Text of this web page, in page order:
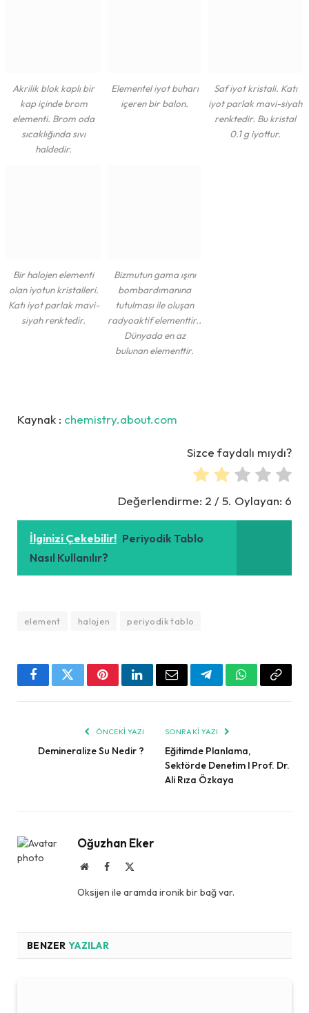
Akrilik blok kaplı bir
kap içinde brom
elementi. Brom oda
sıcaklığında sıvı
haldedir.
Elementel iyot buharı
içeren bir balon.
Saf iyot kristali. Katı
iyot parlak mavi-siyah
renktedir. Bu kristal
0.1 g iyottur.
Bir halojen elementi
olan iyotun kristalleri.
Katı iyot parlak mavi-
siyah renktedir.
Bizmutun gama ışını
bombardımanına
tutulması ile oluşan
radyoaktif elementtir..
Dünyada en az
bulunan elementtir.
Kaynak : chemistry.about.com
Sizce faydalı mıydı?
Değerlendirme: 2 / 5. Oylayan: 6
İlginizi Çekebilir! Periyodik Tablo
Nasıl Kullanılır?
element halojen periyodik tablo
FacebookTwitterPinterestLinkedInEmail TelegramWhatsApp
Copy
ÖNCEKI YAZI
Demineralize Su Nedir ?
SONRAKI YAZI
Eğitimde Planlama,
Sektörde Denetim l Prof. Dr.
Ali Rıza Özkaya
Oğuzhan Eker
WebsiteFacebook
Oksijen ile aramda ironik bir bağ var.
BENZER YAZILAR